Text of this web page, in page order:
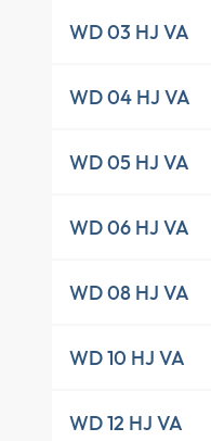
WD 03 HJ VA
WD 04 HJ VA
WD 05 HJ VA
WD 06 HJ VA
WD 08 HJ VA
WD 10 HJ VA
WD 12 HJ VA